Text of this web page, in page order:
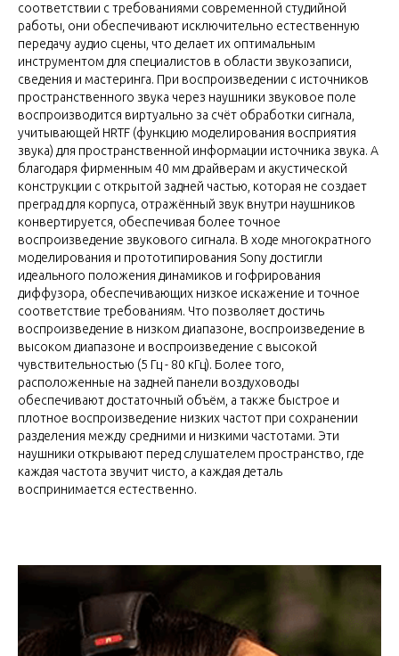
соответствии с требованиями современной студийной
работы, они обеспечивают исключительно естественную
передачу аудио сцены, что делает их оптимальным
инструментом для специалистов в области звукозаписи,
сведения и мастеринга. При воспроизведении с источников
пространственного звука через наушники звуковое поле
воспроизводится виртуально за счёт обработки сигнала,
учитывающей HRTF (функцию моделирования восприятия
звука) для пространственной информации источника звука. А
благодаря фирменным 40 мм драйверам и акустической
конструкции с открытой задней частью, которая не создает
преград для корпуса, отражённый звук внутри наушников
конвертируется, обеспечивая более точное
воспроизведение звукового сигнала. В ходе многократного
моделирования и прототипирования Sony достигли
идеального положения динамиков и гофрирования
диффузора, обеспечивающих низкое искажение и точное
соответствие требованиям. Что позволяет достичь
воспроизведение в низком диапазоне, воспроизведение в
высоком диапазоне и воспроизведение с высокой
чувствительностью (5 Гц - 80 кГц). Более того,
расположенные на задней панели воздуховоды
обеспечивают достаточный объём, а также быстрое и
плотное воспроизведение низких частот при сохранении
разделения между средними и низкими частотами. Эти
наушники открывают перед слушателем пространство, где
каждая частота звучит чисто, а каждая деталь
воспринимается естественно.